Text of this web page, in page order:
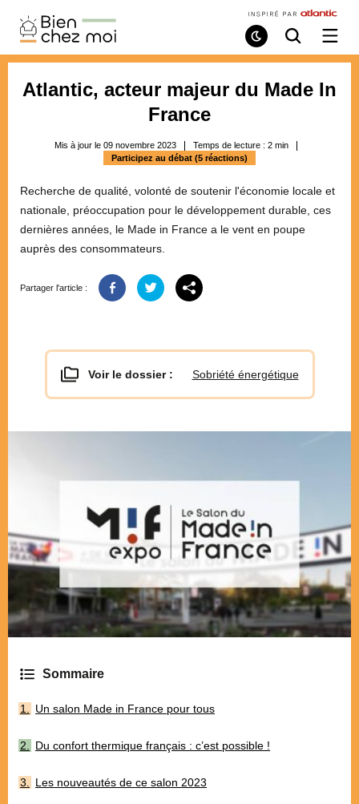
Bien
Chez
Moi
Mode
de
Recherche
/
menu
Atlantic, acteur majeur du Made In
France
Mis à jour le 09 novembre 2023 Temps de lecture : 2 min
Participez au débat (5 réactions)
Recherche de qualité, volonté de soutenir l'économie locale et
nationale, préoccupation pour le développement durable, ces
dernières années, le Made in France a le vent en poupe
auprès des consommateurs.
Partager l'article :
Voir le dossier : Sobriété énergétique
Un salon Made in France pour tous
Du confort thermique français : c’est possible !
Les nouveautés de ce salon 2023